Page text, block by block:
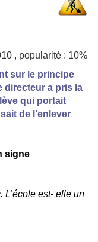
, popularité : 10%
sur le principe
directeur a pris la
qui portait
de l’enlever
signe
L’école est- elle un